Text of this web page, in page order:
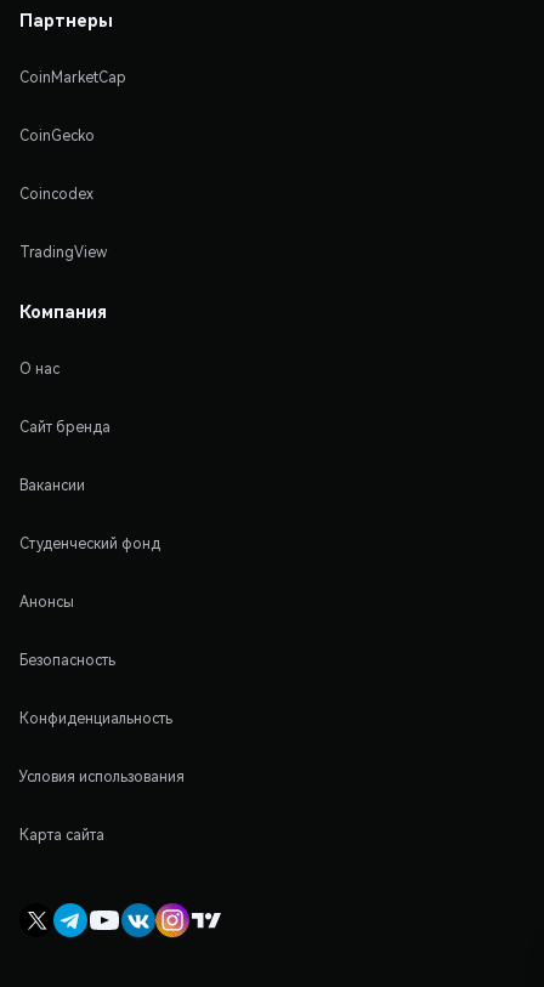
Партнеры
CoinMarketCap
CoinGecko
Coincodex
TradingView
Компания
О нас
Сайт бренда
Вакансии
Студенческий фонд
Анонсы
Безопасность
Конфиденциальность
Условия использования
Карта сайта